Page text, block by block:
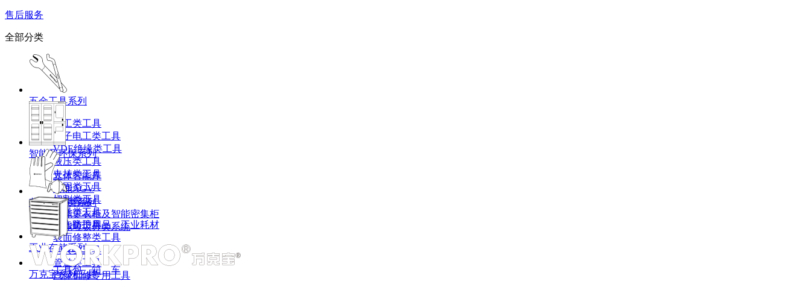
售后服务
全部分类
五金工具系列
机工类工具
电子电工类工具
VDE绝缘类工具
液压类工具
夹持类工具
紧固类工具
切割类工具
测量类工具
敲击类工具
表面修整类工具
刃具类工具
管道类工具
汽保机修专用工具
智能及环保系列
立体智能库
智能AGV
智能存储
智能更衣柜及智能密集柜
智能垃圾分类系统
劳保耗材类系列
个人防护用品、工业耗材
工业存储系列
工具包、箱、车
万克宝系列工具